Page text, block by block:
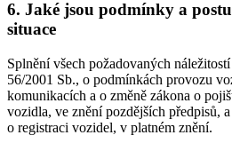
6. Jaké jsou podmínky a
situace
Splnění všech požadovaných
56/2001 Sb., o podmínkách provozu
komunikacích a o změně zákona o
vozidla, ve znění pozdějších předpisů,
o registraci vozidel, v platném znění.